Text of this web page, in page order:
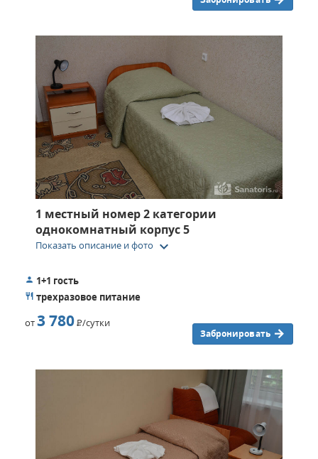
1 местный номер 2 категории
однокомнатный корпус 5
Показать описание и фото keyboard_arrow_down
1+1 гость
трехразовое питание
от3 780Р/сутки
Забронировать